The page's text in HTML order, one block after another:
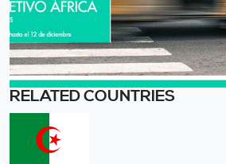
RELATED COUNTRIES